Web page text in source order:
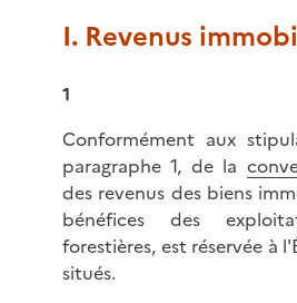
I. Revenus
1
Conformément aux
paragraphe 1, de la
des revenus des biens
bénéfices des
forestières, est réservée à
situés.